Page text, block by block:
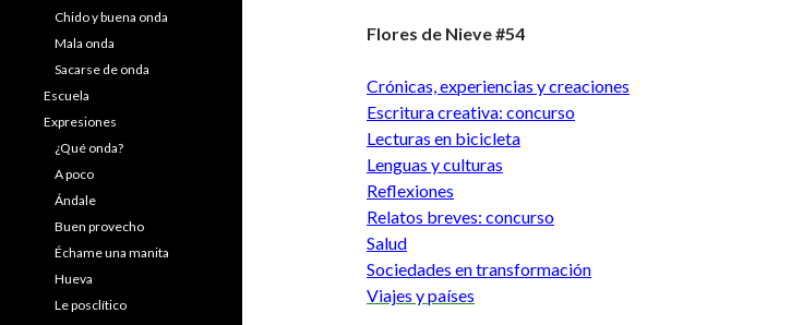
Flores de Nieve #54
Crónicas, experiencias y creaciones
Escritura creativa: concurso
Lecturas en bicicleta
Lenguas y culturas
Reflexiones
Relatos breves: concurso
Salud
Sociedades en transformación
Viajes y países
Chido y buena onda
Mala onda
Sacarse de onda
Escuela
Expresiones
¿Qué onda?
A poco
Ándale
Buen provecho
Échame una manita
Hueva
Le posclítico